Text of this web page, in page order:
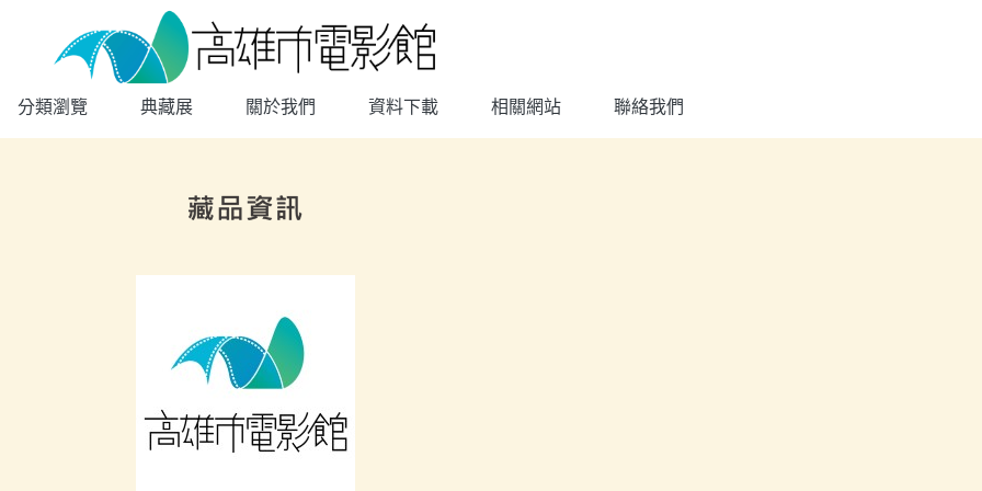
高雄市電影館
分類瀏覽 典藏展 關於我們 資料下載 相關網站 聯絡我們